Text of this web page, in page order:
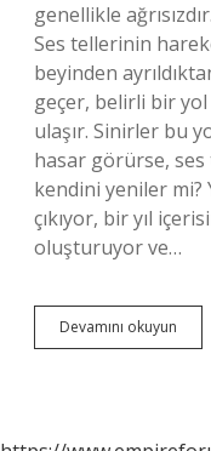
genellikle
Ses tellerinin
beyinden
geçer, belirli bir
ulaşır. Sinirler bu
hasar görürse, ses
kendini yeniler mi?
çıkıyor, bir yıl
oluşturuyor ve…
Devamını okuyun
Teli